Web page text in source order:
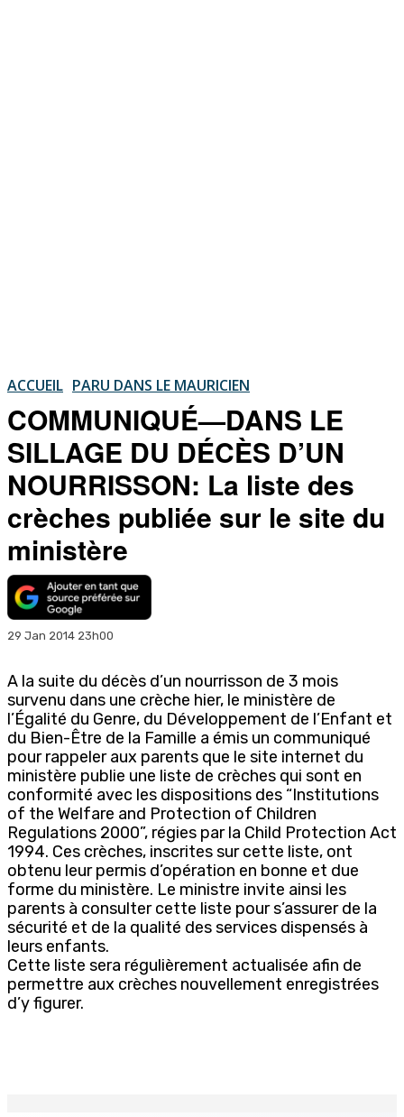
ACCUEIL PARU DANS LE MAURICIEN
COMMUNIQUÉ—DANS LE
SILLAGE DU DÉCÈS D’UN
NOURRISSON: La liste des
crèches publiée sur le site du
ministère
29 Jan 2014 23h00
A la suite du décès d’un nourrisson de 3 mois
survenu dans une crèche hier, le ministère de
l’Égalité du Genre, du Développement de l’Enfant et
du Bien-Être de la Famille a émis un communiqué
pour rappeler aux parents que le site internet du
ministère publie une liste de crèches qui sont en
conformité avec les dispositions des “Institutions
of the Welfare and Protection of Children
Regulations 2000”, régies par la Child Protection Act
1994. Ces crèches, inscrites sur cette liste, ont
obtenu leur permis d’opération en bonne et due
forme du ministère. Le ministre invite ainsi les
parents à consulter cette liste pour s’assurer de la
sécurité et de la qualité des services dispensés à
leurs enfants.
Cette liste sera régulièrement actualisée afin de
permettre aux crèches nouvellement enregistrées
d’y figurer.